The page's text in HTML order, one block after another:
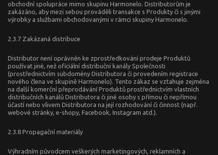
obchodní spolupráce mimo skupinu Harmonelo. Distributorům je
zakázáno, aby mezi sebou prováděli transakce s Produkty či s jinými
výrobky a službami obchodovanými v rámci skupiny Harmonelo.
2.3.7 Zakázaná distribuce
Distributor není oprávněn ke zprostředkování prodeje Produktů
používat jiné, než oficiální distribuční kanály Společnosti
(prostřednictvím subdomény Distributora či provedením registrace
nového člena ve skupině Harmonelo). Tento zákaz se vztahuje zejména
na další komerční přeprodávání Produktů prostřednictvím vlastních
distribučních kanálů Distributora či jiné osoby s přímou či nepřímou
účastí nebo vlivem Distributora na její rozhodování či činnost (např.
webové stránky, e-shopy, Facebook, Instagram atd.).
2.3.8 Propagační materiály
Výhradním původcem veškerých marketingových, reklamních a